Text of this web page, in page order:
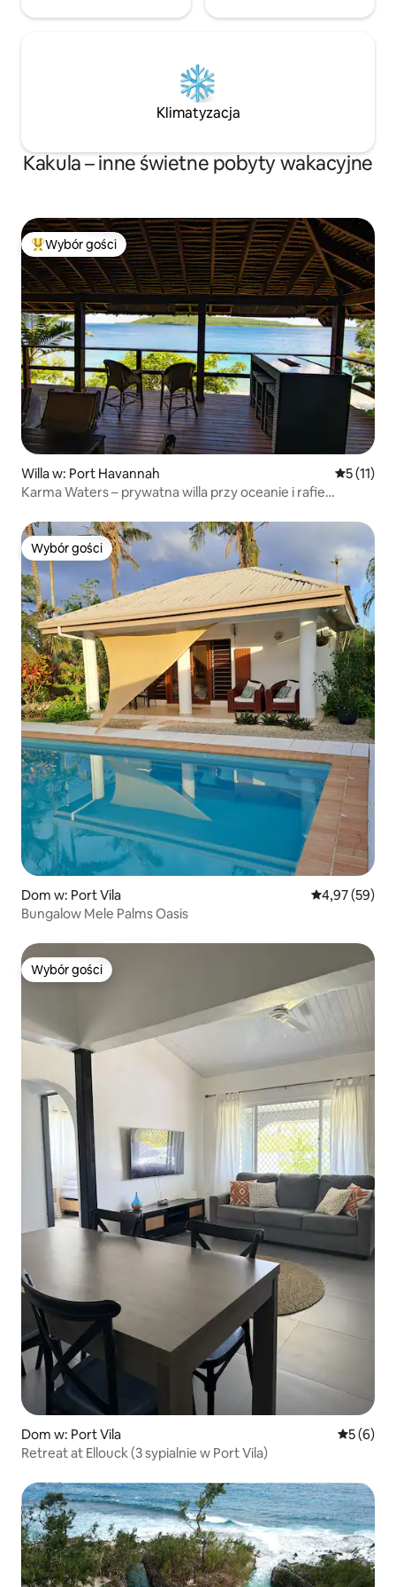
Klimatyzacja
Kakula – inne świetne pobyty wakacyjne
Najpopularniejsze z kategorii Wybór gości
Wybór gości
Willa w: Port Havannah Średnia
5 (11)
Karma Waters – prywatna willa przy oceanie i rafie
Wybór gości
Wybór gości
Dom w: Port Vila Średnia
4,97 (59)
Bungalow Mele Palms Oasis
Wybór gości
Wybór gości
Dom w: Port Vila Średnia
5 (6)
Retreat at Ellouck (3 sypialnie w Port Vila)